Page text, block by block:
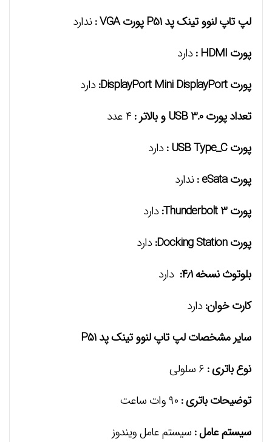
لپ تاپ لنوو تینک پد P51 پورت VGA :
ندارد
پورت HDMI :
دارد
پورت DisplayPort Mini DisplayPort:
دارد
تعداد پورت USB 3.0 و بالاتر :
پورت USB Type_C :
دارد
پورت eSata :
ندارد
پورت Thunderbolt 3:
دارد
پورت Docking Station:
دارد
بلوتوث نسخه ۴٫۱:
دارد
کارت خوان:دارد
سایر مشخصات لپ تاپ لنوو تینک پد P51
نوع باتری :
توضیحات باتری :
سیستم عامل : سیستم عامل ویندوز